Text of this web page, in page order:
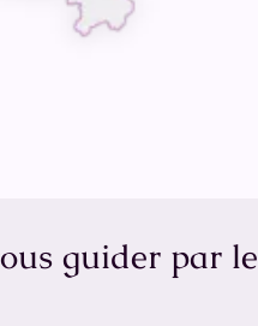
guider par le